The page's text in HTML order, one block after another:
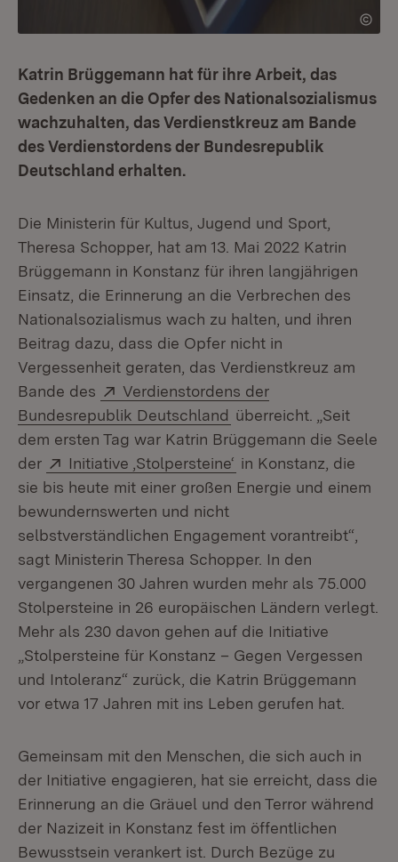
Katrin Brüggemann hat für ihre Arbeit, das
Gedenken an die Opfer des Nationalsozialismus
wachzuhalten, das Verdienstkreuz am Bande
des Verdienstordens der Bundesrepublik
Deutschland erhalten.
Die Ministerin für Kultus, Jugend und Sport,
Theresa Schopper, hat am 13. Mai 2022 Katrin
Brüggemann in Konstanz für ihren langjährigen
Einsatz, die Erinnerung an die Verbrechen des
Nationalsozialismus wach zu halten, und ihren
Beitrag dazu, dass die Opfer nicht in
Vergessenheit geraten, das Verdienstkreuz am
Bande des
Extern:
Verdienstordens der
Bundesrepublik Deutschland (Öffnet in neuem
überreicht. „Seit
dem ersten Tag war Katrin Brüggemann die Seele
der
Extern:
Initiative ‚Stolpersteine‘ (Öffnet in neuem
in Konstanz, die
sie bis heute mit einer großen Energie und einem
bewundernswerten und nicht
selbstverständlichen Engagement vorantreibt“,
sagt Ministerin Theresa Schopper. In den
vergangenen 30 Jahren wurden mehr als 75.000
Stolpersteine in 26 europäischen Ländern verlegt.
Mehr als 230 davon gehen auf die Initiative
„Stolpersteine für Konstanz – Gegen Vergessen
und Intoleranz“ zurück, die Katrin Brüggemann
vor etwa 17 Jahren mit ins Leben gerufen hat.
Gemeinsam mit den Menschen, die sich auch in
der Initiative engagieren, hat sie erreicht, dass die
Erinnerung an die Gräuel und den Terror während
der Nazizeit in Konstanz fest im öffentlichen
Bewusstsein verankert ist. Durch Bezüge zu